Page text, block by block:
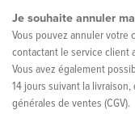
Je souhaite annuler
Vous pouvez annuler votre
contactant le service client
Vous avez également
14 jours suivant la
générales de ventes (CGV).